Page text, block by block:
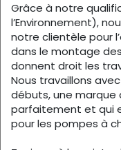
Grâce à notre
l’Environnement),
notre clientèle pour
dans le montage
donnent droit les
Nous travaillons
débuts, une marque
parfaitement et qui
pour les pompes à